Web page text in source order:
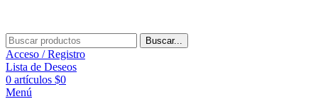
Buscar...
Acceso / Registro
Lista de Deseos
0 artículos $0
Menú